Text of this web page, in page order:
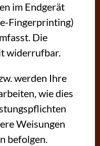
im Endgerät
Fingerprinting)
Die
widerrufbar.
werden Ihre
wie dies
Weisungen
befolgen.